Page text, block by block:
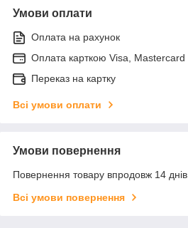
Умови оплати
Оплата на рахунок
Оплата карткою Visa, Mastercard
Переказ на картку
Всі умови оплати
Умови повернення
Повернення товару впродовж 14
Всі умови повернення